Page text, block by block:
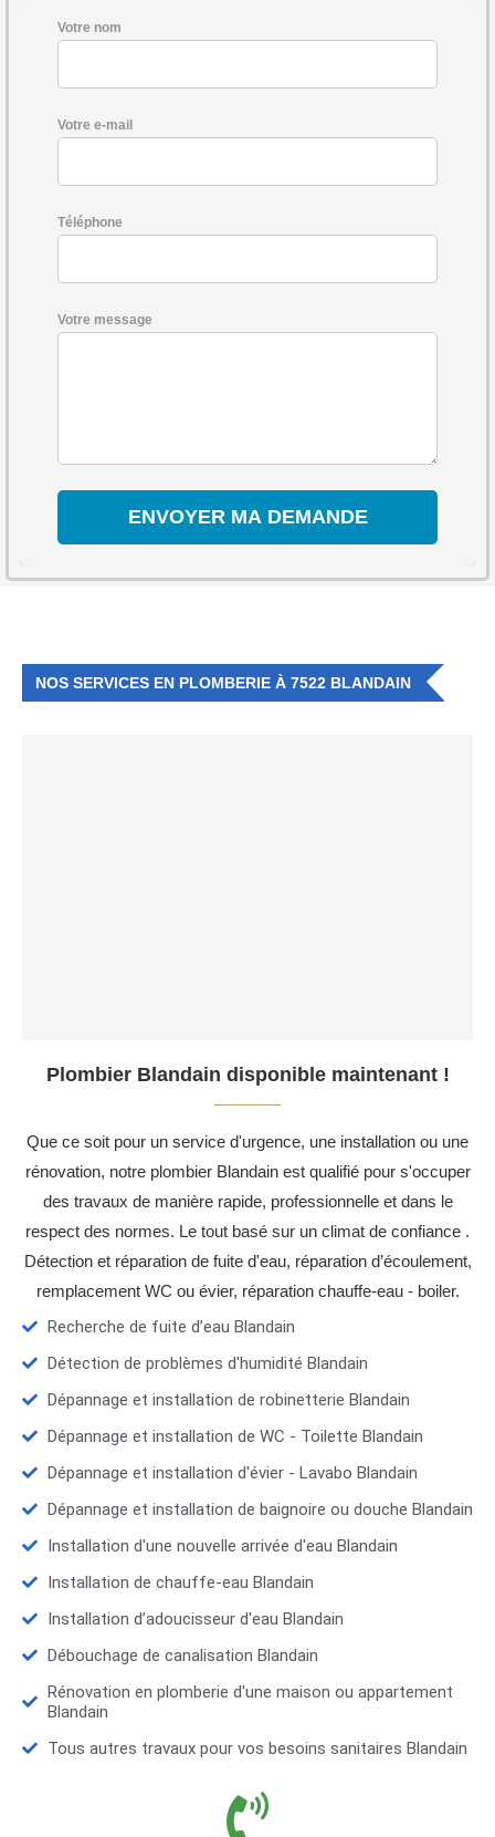
Votre nom
Votre e-mail
Téléphone
Votre message
NOS SERVICES EN PLOMBERIE À 7522 BLANDAIN
Plombier Blandain disponible maintenant !
Que ce soit pour un service d'urgence, une installation ou une
rénovation, notre plombier Blandain est qualifié pour s'occuper
des travaux de manière rapide, professionnelle et dans le
respect des normes. Le tout basé sur un climat de confiance .
Détection et réparation de fuite d'eau, réparation d’écoulement,
remplacement WC ou évier, réparation chauffe-eau - boiler.
Recherche de fuite d’eau Blandain
Détection de problèmes d'humidité Blandain
Dépannage et installation de robinetterie Blandain
Dépannage et installation de WC - Toilette Blandain
Dépannage et installation d'évier - Lavabo Blandain
Dépannage et installation de baignoire ou douche Blandain
Installation d'une nouvelle arrivée d'eau Blandain
Installation de chauffe-eau Blandain
Installation d’adoucisseur d'eau Blandain
Débouchage de canalisation Blandain
Rénovation en plomberie d'une maison ou appartement
Blandain
Tous autres travaux pour vos besoins sanitaires Blandain